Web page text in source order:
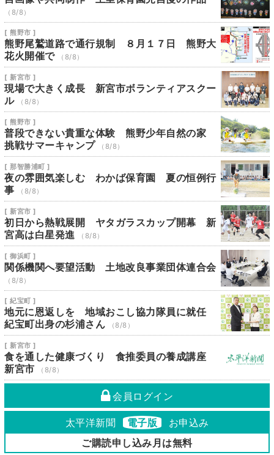
（8/8）
[ 熊野市 ]
熊野尾鷲道路で通行規制 ８月１７日 熊野大
花火開催で
（8/8）
[ 新宮市 ]
現場で大きく成長 新宮市ボランティアスクー
ル
（8/8）
[ 熊野市 ]
普段できない貴重な体験 熊野少年自然の家
挑戦サマーキャンプ
（8/8）
[ 那智勝浦町 ]
夜の雰囲気楽しむ わかば保育園 夏の恒例行
事
（8/8）
[ 新宮市 ]
初日から熱戦展開 ヤタガラスカップ開幕 新
宮高は白星発進
（8/8）
[ 御浜町 ]
関係機関へ要望活動 土地改良事業団体連合会
（8/8）
[ 紀宝町 ]
地元に恩返しを 地域おこし協力隊員に就任
紀宝町出身の杉浦さん
（8/8）
[ 新宮市 ]
食を通した健康づくり 食推委員の養成講座
新宮市
（8/8）
会員ログイン
太平洋新聞 電子版
お申込み
ご購読申し込み月は無料